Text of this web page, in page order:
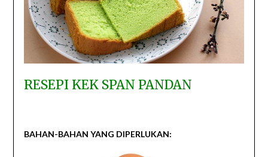
RESEPI KEK SPAN PANDAN
BAHAN-BAHAN YANG DIPERLUKAN: